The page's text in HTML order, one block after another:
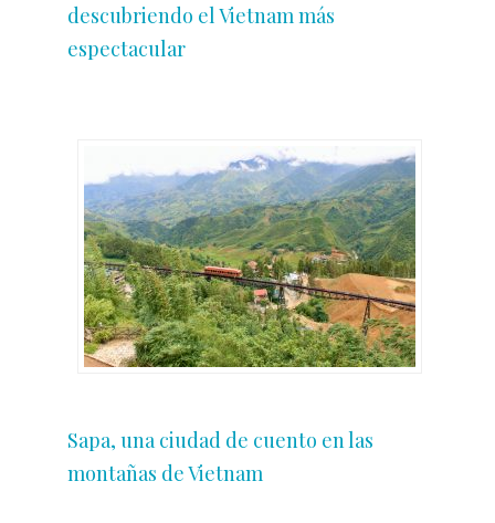
descubriendo el Vietnam más
espectacular
Sapa, una ciudad de cuento en las
montañas de Vietnam